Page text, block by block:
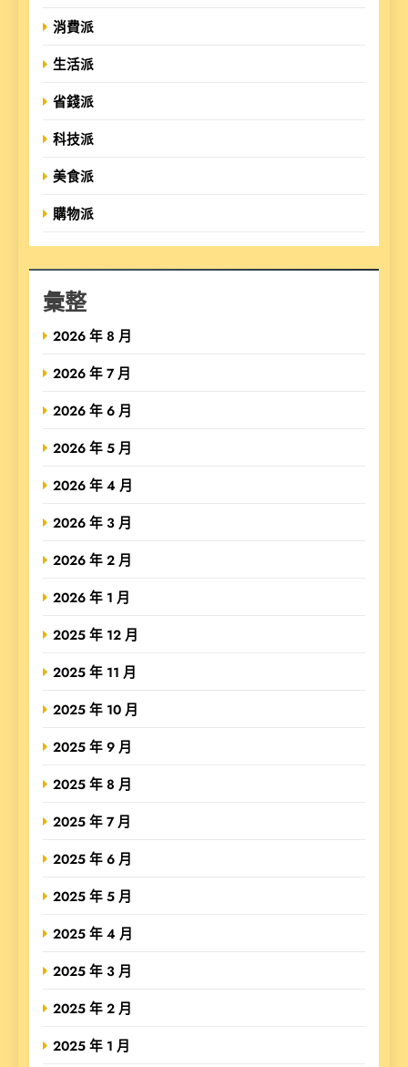
消費派
生活派
省錢派
科技派
美食派
購物派
彙整
2026 年 8 月
2026 年 7 月
2026 年 6 月
2026 年 5 月
2026 年 4 月
2026 年 3 月
2026 年 2 月
2026 年 1 月
2025 年 12 月
2025 年 11 月
2025 年 10 月
2025 年 9 月
2025 年 8 月
2025 年 7 月
2025 年 6 月
2025 年 5 月
2025 年 4 月
2025 年 3 月
2025 年 2 月
2025 年 1 月